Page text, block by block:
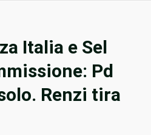
Italia e Sel
Pd
Renzi tira